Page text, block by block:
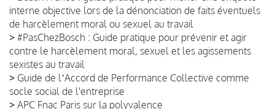
interne objective lors de la dénonciation de faits éventuels
de harcèlement moral ou sexuel au travail
> #PasChezBosch : Guide pratique pour prévenir et agir
contre le harcèlement moral, sexuel et les agissements
sexistes au travail
> Guide de lʼAccord de Performance Collective comme
socle social de l'entreprise
> APC Fnac Paris sur la polyvalence